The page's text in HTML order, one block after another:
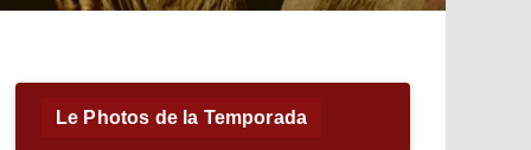
Le Photos de la Temporada